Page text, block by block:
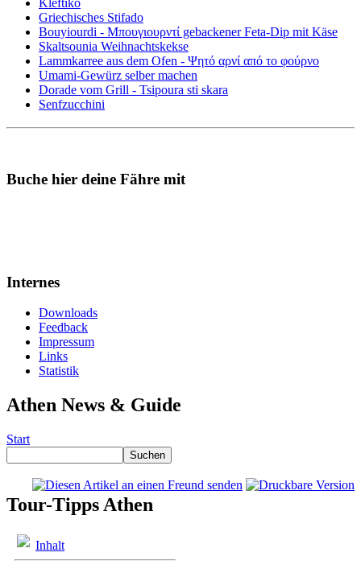
Griechisches Stifado
Bouyiourdi - Μπουγιουρντί gebackener Feta-Dip mit Käse
Skaltsounia Weihnachtskekse
Lammkarree aus dem Ofen - Ψητό αρνί από το φούρνο
Umami-Gewürz selber machen
Dorade vom Grill - Tsipoura sti skara
Senfzucchini
Buche hier deine Fähre mit
Internes
Downloads
Feedback
Impressum
Links
Statistik
Athen News & Guide
Start
Tour-Tipps Athen
Inhalt